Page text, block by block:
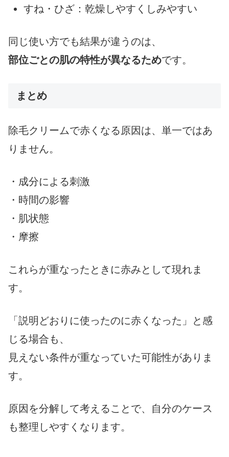
すね・ひざ：乾燥しやすくしみやすい
同じ使い方でも結果が違うのは、
部位ごとの肌の特性が異なるためです。
まとめ
除毛クリームで赤くなる原因は、単一ではあ
りません。
・成分による刺激
・時間の影響
・肌状態
・摩擦
これらが重なったときに赤みとして現れま
す。
「説明どおりに使ったのに赤くなった」と感
じる場合も、
見えない条件が重なっていた可能性がありま
す。
原因を分解して考えることで、自分のケース
も整理しやすくなります。